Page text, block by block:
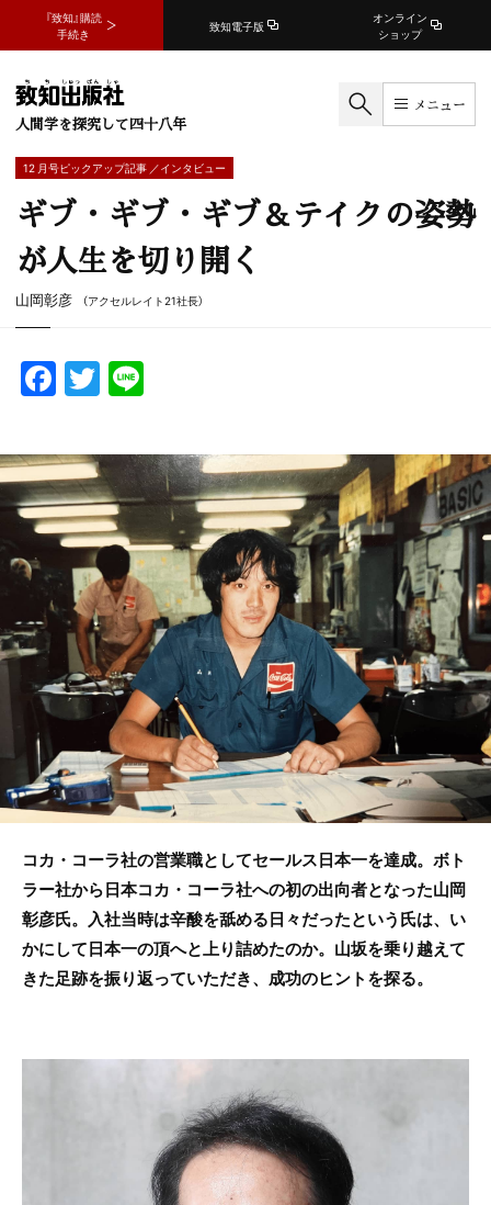
『致知』購読
手続き
致知電子版
オンライン
ショップ
人間学を探究して四十八年
メニュー
12 月号ピックアップ記事 ／インタビュー
ギブ・ギブ・ギブ＆テイクの姿勢
が人生を切り開く
山岡彰彦 （アクセルレイト21社長）
F
a
c
e
b
o
o
k
T
w
itt
er
e
コカ・コーラ社の営業職としてセールス日本一を達成。ボト
ラー社から日本コカ・コーラ社への初の出向者となった山岡
彰彦氏。入社当時は辛酸を舐める日々だったという氏は、い
かにして日本一の頂へと上り詰めたのか。山坂を乗り越えて
きた足跡を振り返っていただき、成功のヒントを探る。